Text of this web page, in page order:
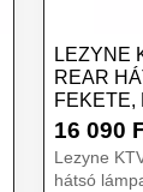
LEZYNE
REAR
FEKETE,
16 090
Lezyne
hátsó